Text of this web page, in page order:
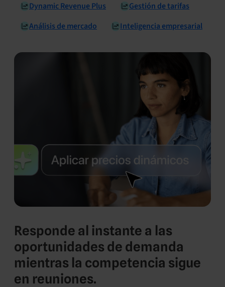
Dynamic Revenue Plus
Gestión de tarifas
Análisis de mercado
Inteligencia empresarial
Responde al instante a las
oportunidades de demanda
mientras la competencia sigue
en reuniones.